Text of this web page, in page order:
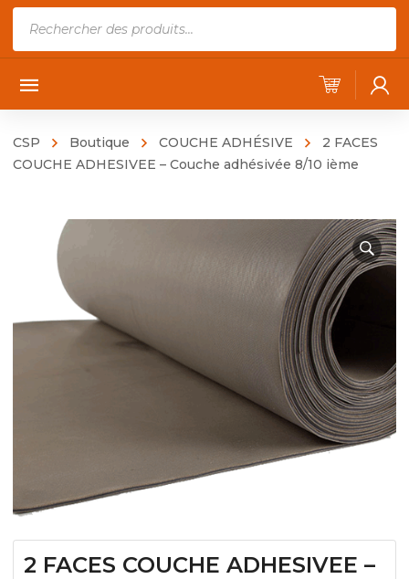
CSP Boutique COUCHE ADHÉSIVE
2 FACES
COUCHE ADHESIVEE – Couche adhésivée 8/10 ième
2 FACES COUCHE ADHESIVEE –